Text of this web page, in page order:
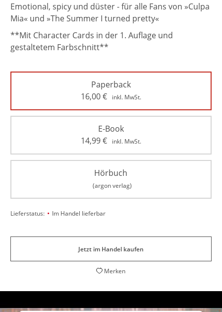
Emotional, spicy und düster - für alle Fans von »Culpa
Mia« und »The Summer I turned pretty«
**Mit Character Cards in der 1. Auflage und
gestaltetem Farbschnitt**
Paperback
16,00€ inkl. MwSt.
E-Book
14,99€ inkl. MwSt.
Hörbuch
(argon verlag)
Lieferstatus: • Im Handel lieferbar
Jetzt im Handel kaufen
Merken